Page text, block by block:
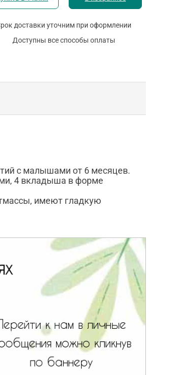
доставки уточним при оформлении
Доступны все способы оплаты
с малышами от 6 месяцев.
4 вкладыша в форме
имеют гладкую